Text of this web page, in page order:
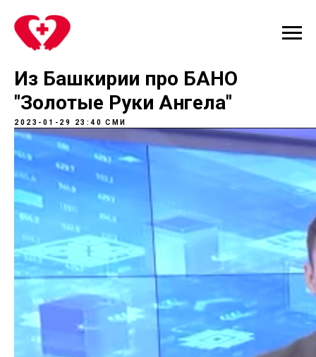
Из Башкирии про БАНО
"Золотые Руки Ангела"
2023-01-29 23:40 СМИ